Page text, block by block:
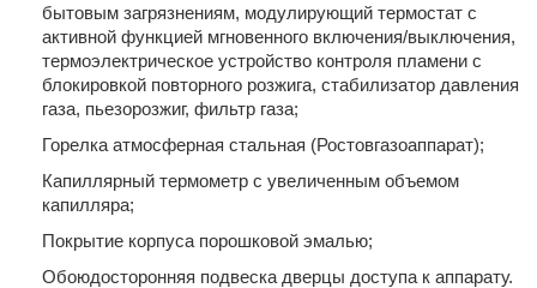
бытовым загрязнениям, модулирующий термостат с
активной функцией мгновенного включения/выключения,
термоэлектрическое устройство контроля пламени с
блокировкой повторного розжига, стабилизатор давления
газа, пьезорозжиг, фильтр газа;
Горелка атмосферная стальная (Ростовгазоаппарат);
Капиллярный термометр с увеличенным объемом
капилляра;
Покрытие корпуса порошковой эмалью;
Обоюдосторонняя подвеска дверцы доступа к аппарату.